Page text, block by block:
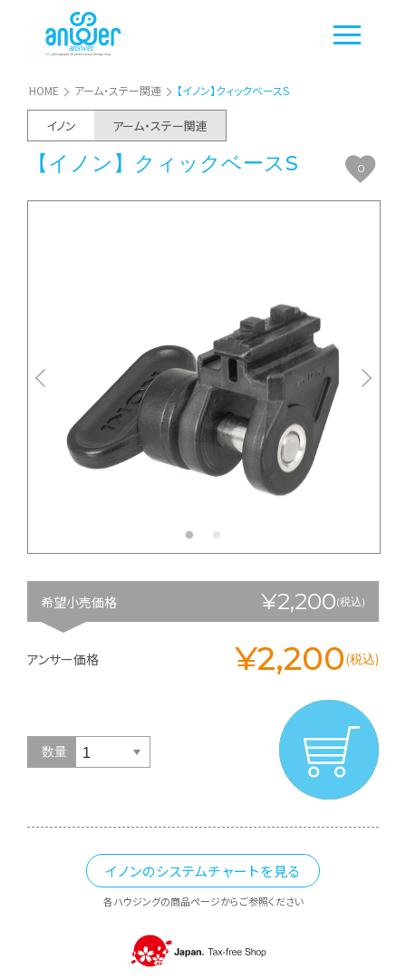
HOME アーム・ステー関連 【イノン】クィックベースS
イノン アーム・ステー関連
【イノン】クィックベースS 0
希望小売価格 ¥2,200(税込)
アンサー価格 ¥2,200 (税込)
数量
イノンのシステムチャートを見る
各ハウジングの商品ページからご参照ください